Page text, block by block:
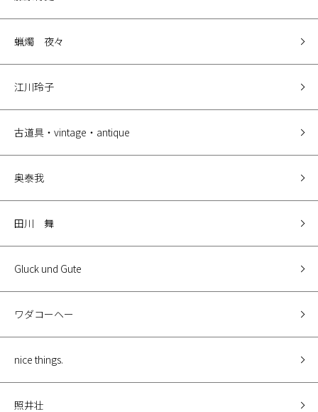
蝋燭 夜々
江川玲子
古道具・vintage・antique
奥泰我
田川 舞
Gluck und Gute
ワダコーヘー
nice things.
照井壮